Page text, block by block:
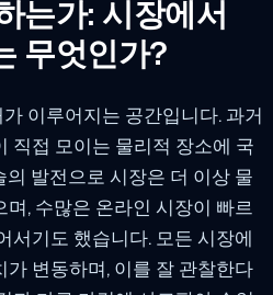
는가: 시장에서
무엇인가?
이루어지는 공간입니다. 과거
직접 모이는 물리적 장소에 국
발전으로 시장은 더 이상 물
, 수많은 온라인 시장이 빠르
서기도 했습니다. 모든 시장에
변동하며, 이를 잘 관찰한다